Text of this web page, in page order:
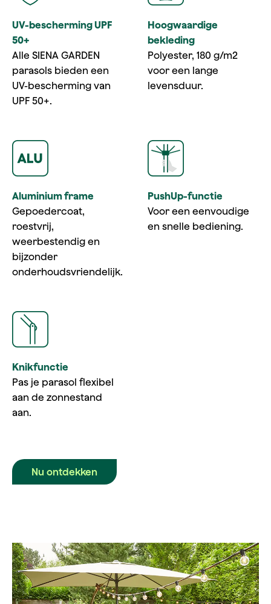
UV-bescherming UPF
50+
Alle SIENA GARDEN
parasols bieden een
UV-bescherming van
UPF 50+.
Hoogwaardige
bekleding
Polyester, 180 g/m2
voor een lange
levensduur.
Aluminium frame
Gepoedercoat,
roestvrij,
weerbestendig en
bijzonder
onderhoudsvriendelijk.
PushUp-functie
Voor een eenvoudige
en snelle bediening.
Knikfunctie
Pas je parasol flexibel
aan de zonnestand
aan.
Nu ontdekken